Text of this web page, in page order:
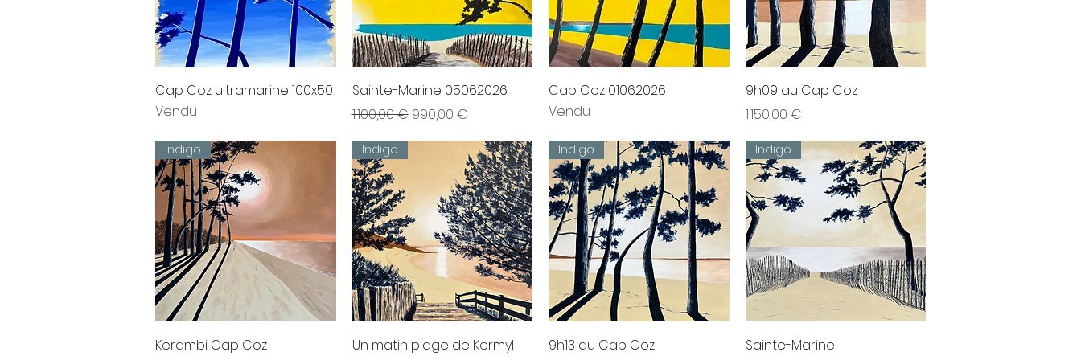
Aperçu rapide
Cap Coz ultramarine 100x50
Vendu
Aperçu rapide
Sainte-Marine 05062026
Prix original
1 100,00 € Prix promotionnel
990,00 €
Aperçu rapide
Cap Coz 01062026
Vendu
Aperçu rapide
9h09 au Cap Coz
Prix
1 150,00 €
Aperçu rapide
Indigo
Kerambi Cap Coz
Aperçu rapide
Indigo
Un matin plage de Kermyl
Aperçu rapide
Indigo
9h13 au Cap Coz
Aperçu rapide
Indigo
Sainte-Marine